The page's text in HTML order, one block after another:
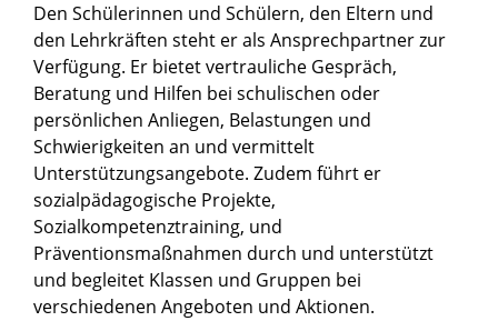
Den Schülerinnen und Schülern, den Eltern und
den Lehrkräften steht er als Ansprechpartner zur
Verfügung. Er bietet vertrauliche Gespräch,
Beratung und Hilfen bei schulischen oder
persönlichen Anliegen, Belastungen und
Schwierigkeiten an und vermittelt
Unterstützungsangebote. Zudem führt er
sozialpädagogische Projekte,
Sozialkompetenztraining, und
Präventionsmaßnahmen durch und unterstützt
und begleitet Klassen und Gruppen bei
verschiedenen Angeboten und Aktionen.